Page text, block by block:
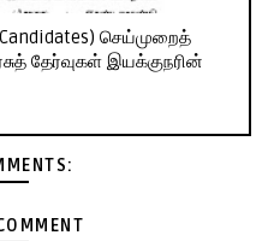
செய்முறைத்
தேர்வுகள் இயக்குநரின்